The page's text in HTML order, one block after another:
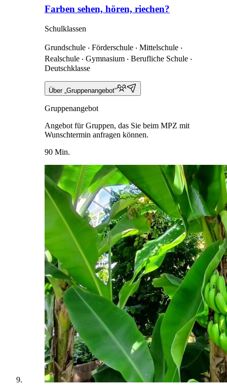
Farben sehen, hören, riechen?
Schulklassen
Grundschule ‧ Förderschule ‧ Mittelschule ‧
Realschule ‧ Gymnasium ‧ Berufliche Schule ‧
Deutschklasse
Über „Gruppenangebot“
Gruppenangebot
Angebot für Gruppen, das Sie beim MPZ mit
Wunschtermin anfragen können.
90 Min.